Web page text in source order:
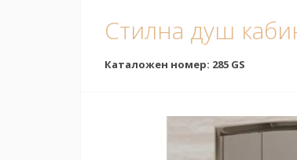
Стилна душ
Каталожен номер: 285 GS